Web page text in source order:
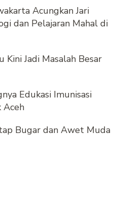
Acungkan Jari
dan Pelajaran Mahal di
Kini Jadi Masalah Besar
Edukasi Imunisasi
Aceh
Bugar dan Awet Muda